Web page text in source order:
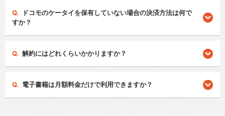
ドコモのケータイを保有していない場合の決済方法は何で
すか？
解約にはどれくらいかかりますか？
電子書籍は月額料金だけで利用できますか？